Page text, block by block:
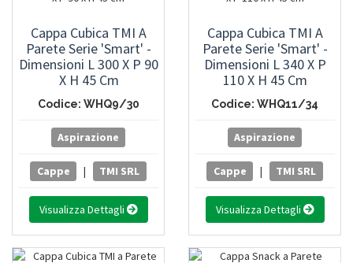
Cappa Cubica TMI A
Parete Serie 'Smart' -
Dimensioni L 300 X P 90
X H 45 Cm
Codice: WHQ9/30
Aspirazione
Cappe | TMI SRL
Visualizza Dettagli
Cappa Cubica TMI A
Parete Serie 'Smart' -
Dimensioni L 340 X P
110 X H 45 Cm
Codice: WHQ11/34
Aspirazione
Cappe | TMI SRL
Visualizza Dettagli